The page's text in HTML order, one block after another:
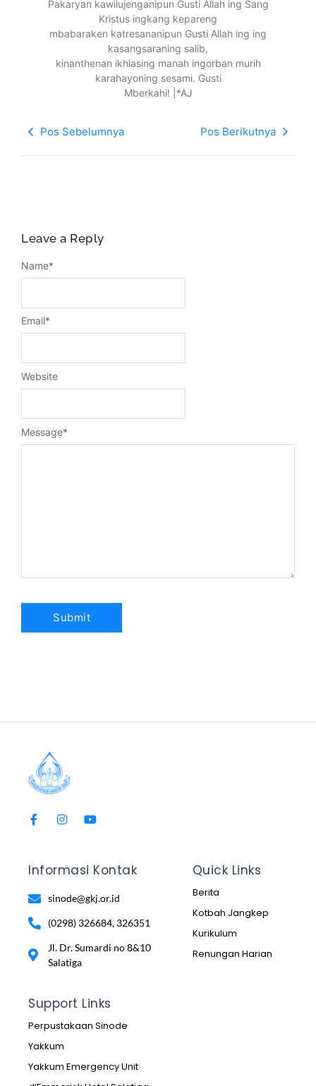
Pakaryan kawilujenganipun Gusti Allah ing Sang
Kristus ingkang kepareng
mbabaraken katresananipun Gusti Allah ing ing
kasangsaraning salib,
kinanthenan ikhlasing manah ingorban murih
karahayoning sesami. Gusti
Mberkahi! |*AJ
Pos Sebelumnya Pos Berikutnya
Leave a Reply
Message*
Name*
Email*
Website
Informasi Kontak
sinode@gkj.or.id
(0298) 326684, 326351
Jl. Dr. Sumardi no 8&10
Salatiga
Quick Links
Berita
Kotbah Jangkep
Kurikulum
Renungan Harian
Support Links
Perpustakaan Sinode
Yakkum
Yakkum Emergency Unit